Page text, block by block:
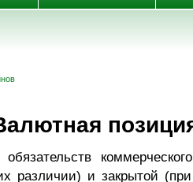
различии) и закрытой